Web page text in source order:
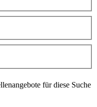
für diese Suche